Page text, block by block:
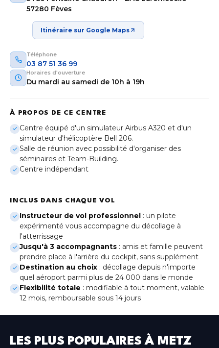
Aix-en-Provence
Provence-Alpes-Côte d'Azur
Bordeaux
Nouvelle-Aquitaine
Lille
Hauts-de-France
Lyon
Auvergne-Rhône-Alpes
Metz
Grand Est
Occitanie
Nice
57280 Fèves
Itinéraire sur Google Maps
Téléphone
03 87 51 36 99
Horaires d'ouverture
Du mardi au samedi de 10h à 19h
À PROPOS DE CE CENTRE
Centre équipé d'un simulateur Airbus A320 et d'un
simulateur d'hélicoptère Bell 206.
Salle de réunion avec possibilité d'organiser des
séminaires et Team-Building.
Centre indépendant
INCLUS DANS CHAQUE VOL
Instructeur de vol professionnel : un pilote
expérimenté vous accompagne du décollage à
l'atterrissage
Jusqu'à 3 accompagnants : amis et famille peuvent
prendre place à l'arrière du cockpit, sans supplément
Destination au choix : décollage depuis n'importe
quel aéroport parmi plus de 24 000 dans le monde
Flexibilité totale : modifiable à tout moment, valable
12 mois, remboursable sous 14 jours
LES PLUS POPULAIRES À METZ